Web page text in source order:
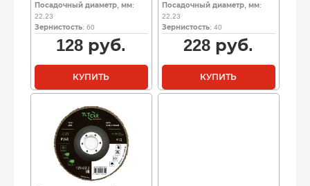
Посадочный диаметр, мм:
22.23
Зернистость: 60
128 руб.
КУПИТЬ
Посадочный диаметр, мм:
22.23
Зернистость: 40
228 руб.
КУПИТЬ